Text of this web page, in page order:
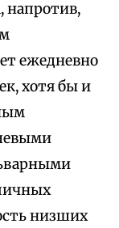
напротив,
ежедневно
хотя бы и
низших